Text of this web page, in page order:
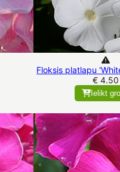
Floksis platlapu
€ 4.50
Ielikt